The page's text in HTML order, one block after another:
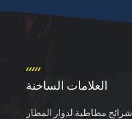
العلامات الساخنة
شرائح مطاطية لدوار المطار